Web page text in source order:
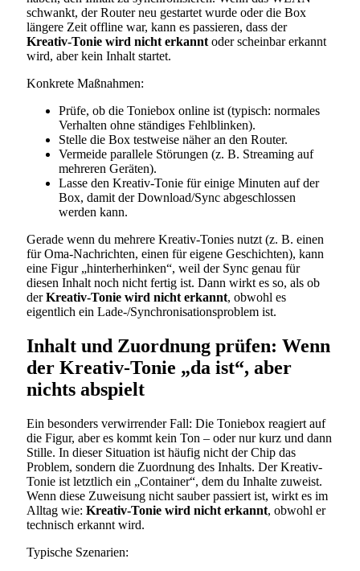
schwankt, der Router neu gestartet wurde oder die Box
längere Zeit offline war, kann es passieren, dass der
Kreativ-Tonie wird nicht erkannt oder scheinbar erkannt
wird, aber kein Inhalt startet.
Konkrete Maßnahmen:
Prüfe, ob die Toniebox online ist (typisch: normales
Verhalten ohne ständiges Fehlblinken).
Stelle die Box testweise näher an den Router.
Vermeide parallele Störungen (z. B. Streaming auf
mehreren Geräten).
Lasse den Kreativ-Tonie für einige Minuten auf der
Box, damit der Download/Sync abgeschlossen
werden kann.
Gerade wenn du mehrere Kreativ-Tonies nutzt (z. B. einen
für Oma-Nachrichten, einen für eigene Geschichten), kann
eine Figur „hinterherhinken“, weil der Sync genau für
diesen Inhalt noch nicht fertig ist. Dann wirkt es so, als ob
derKreativ-Tonie wird nicht erkannt, obwohl es
eigentlich ein Lade-/Synchronisationsproblem ist.
Inhalt und Zuordnung prüfen: Wenn
der Kreativ-Tonie „da ist“, aber
nichts abspielt
Ein besonders verwirrender Fall: Die Toniebox reagiert auf
die Figur, aber es kommt kein Ton – oder nur kurz und dann
Stille. In dieser Situation ist häufig nicht der Chip das
Problem, sondern die Zuordnung des Inhalts. Der Kreativ-
Tonie ist letztlich ein „Container“, dem du Inhalte zuweist.
Wenn diese Zuweisung nicht sauber passiert ist, wirkt es im
Alltag wie: Kreativ-Tonie wird nicht erkannt, obwohl er
technisch erkannt wird.
Typische Szenarien: